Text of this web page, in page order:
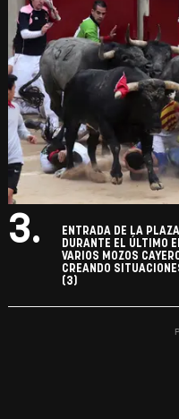
3.
ENTRADA DE LA
DURANTE EL ÚLTIMO
VARIOS MOZOS
CREANDO
(3)